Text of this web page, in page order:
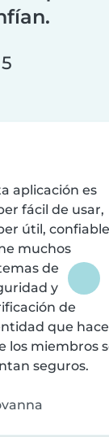
aplicación es
fácil de usar,
útil,
muchos
de
y
de
que
los miembros
seguros.